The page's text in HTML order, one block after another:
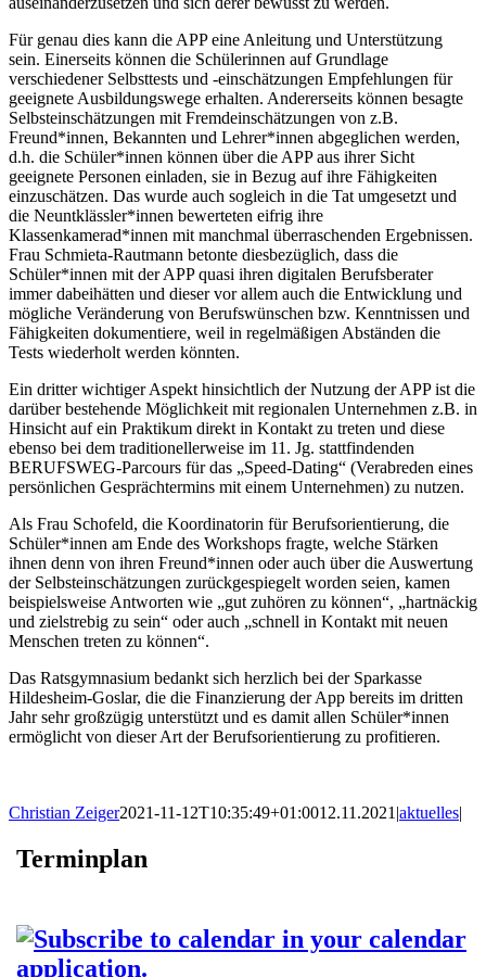
Für genau dies kann die APP eine Anleitung und Unterstützung
sein. Einerseits können die Schülerinnen auf Grundlage
verschiedener Selbsttests und -einschätzungen Empfehlungen für
geeignete Ausbildungswege erhalten. Andererseits können besagte
Selbsteinschätzungen mit Fremdeinschätzungen von z.B.
Freund*innen, Bekannten und Lehrer*innen abgeglichen werden,
d.h. die Schüler*innen können über die APP aus ihrer Sicht
geeignete Personen einladen, sie in Bezug auf ihre Fähigkeiten
einzuschätzen. Das wurde auch sogleich in die Tat umgesetzt und
die Neuntklässler*innen bewerteten eifrig ihre
Klassenkamerad*innen mit manchmal überraschenden Ergebnissen.
Frau Schmieta-Rautmann betonte diesbezüglich, dass die
Schüler*innen mit der APP quasi ihren digitalen Berufsberater
immer dabeihätten und dieser vor allem auch die Entwicklung und
mögliche Veränderung von Berufswünschen bzw. Kenntnissen und
Fähigkeiten dokumentiere, weil in regelmäßigen Abständen die
Tests wiederholt werden könnten.
Ein dritter wichtiger Aspekt hinsichtlich der Nutzung der APP ist die
darüber bestehende Möglichkeit mit regionalen Unternehmen z.B. in
Hinsicht auf ein Praktikum direkt in Kontakt zu treten und diese
ebenso bei dem traditionellerweise im 11. Jg. stattfindenden
BERUFSWEG-Parcours für das „Speed-Dating“ (Verabreden eines
persönlichen Gesprächtermins mit einem Unternehmen) zu nutzen.
Als Frau Schofeld, die Koordinatorin für Berufsorientierung, die
Schüler*innen am Ende des Workshops fragte, welche Stärken
ihnen denn von ihren Freund*innen oder auch über die Auswertung
der Selbsteinschätzungen zurückgespiegelt worden seien, kamen
beispielsweise Antworten wie „gut zuhören zu können“, „hartnäckig
und zielstrebig zu sein“ oder auch „schnell in Kontakt mit neuen
Menschen treten zu können“.
Das Ratsgymnasium bedankt sich herzlich bei der Sparkasse
Hildesheim-Goslar, die die Finanzierung der App bereits im dritten
Jahr sehr großzügig unterstützt und es damit allen Schüler*innen
ermöglicht von dieser Art der Berufsorientierung zu profitieren.
Christian Zeiger2021-11-12T10:35:49+01:0012.11.2021|aktuelles|
Terminplan